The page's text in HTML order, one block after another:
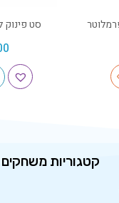
סט פינוק
קטגוריות משחקים